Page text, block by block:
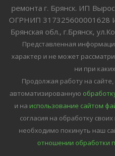
ремонта г. Брянск. ИП
ОГРНИП 317325600001628
Брянская обл., г.Брянск,
Представленная
характер и не может
ни при
Продолжая работу на
автоматизированную
и на использование сайтом
согласия на обработку
необходимо покинуть наш
отношении обработки